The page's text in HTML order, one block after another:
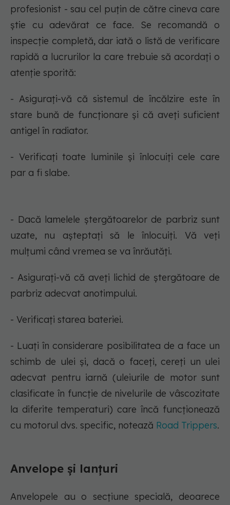
profesionist - sau cel puțin de către cineva care
știe cu adevărat ce face. Se recomandă o
inspecție completă, dar iată o listă de verificare
rapidă a lucrurilor la care trebuie să acordați o
atenție sporită:
- Asigurați-vă că sistemul de încălzire este în
stare bună de funcționare și că aveți suficient
antigel în radiator.
- Verificați toate luminile și înlocuiți cele care
par a fi slabe.
- Dacă lamelele ștergătoarelor de parbriz sunt
uzate, nu așteptați să le înlocuiți. Vă veți
mulțumi când vremea se va înrăutăți.
- Asigurați-vă că aveți lichid de ștergătoare de
parbriz adecvat anotimpului.
- Verificați starea bateriei.
- Luați în considerare posibilitatea de a face un
schimb de ulei și, dacă o faceți, cereți un ulei
adecvat pentru iarnă (uleiurile de motor sunt
clasificate în funcție de nivelurile de vâscozitate
la diferite temperaturi) care încă funcționează
cu motorul dvs. specific, notează Road Trippers.
Anvelope și lanțuri
Anvelopele au o secțiune specială, deoarece